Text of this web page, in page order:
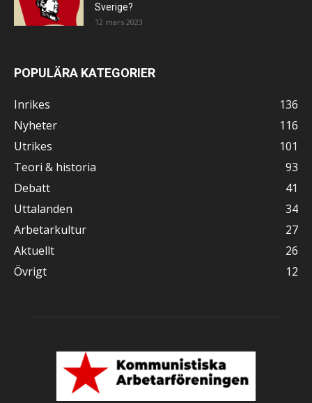
Sverige?
12 mars 2023
POPULÄRA KATEGORIER
Inrikes
136
Nyheter
116
Utrikes
101
Teori & historia
93
Debatt
41
Uttalanden
34
Arbetarkultur
27
Aktuellt
26
Övrigt
12